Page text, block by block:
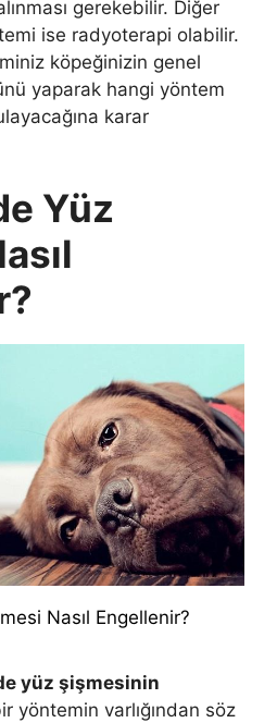
gerekebilir. Diğer
ise radyoterapi olabilir.
köpeğinizin genel
yaparak hangi yöntem
karar
Yüz
Nasıl Engellenir?
yüz şişmesinin
yöntemin varlığından söz